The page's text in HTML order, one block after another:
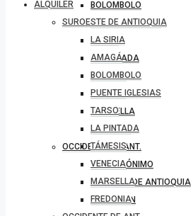
BOLOMBOLO
PUENTE IGLESIAS
TARSO
LA PINTADA
TÁMESIS
VENECIA
MARSELLA
FREDONIA
OCCIDENTE DE ANT.
SAN JERÓNIMO
SANTA FÉ DE ANTIOQUIA
SOPETRAN
ALQUILER
SUROESTE DE ANTIOQUIA
LA SIRIA
AMAGÁ
BOLOMBOLO
PUENTE IGLESIAS
TARSO
LA PINTADA
TÁMESIS
VENECIA
MARSELLA
FREDONIA